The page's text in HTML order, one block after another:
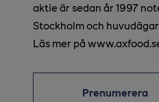
aktie är sedan år 1997
Stockholm och
Läs mer på
Prenumerera